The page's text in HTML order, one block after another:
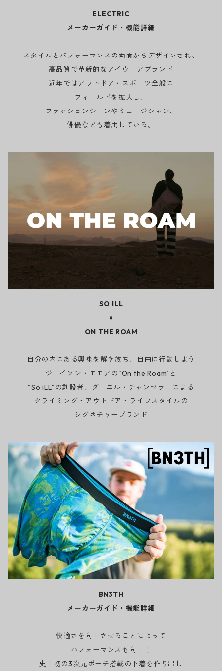
ELECTRIC
メーカーガイド・機能詳細
スタイルとパフォーマンスの両面からデザインされ、
高品質で革新的なアイウェアブランド
近年ではアウトドア・スポーツ全般に
フィールドを拡大し、
ファッションシーンやミュージシャン、
俳優なども着用している。
SO ILL
×
ON THE ROAM
自分の内にある興味を解き放ち、自由に行動しよう
ジェイソン・モモアの"On the Roam"と
"So iLL"の創設者、ダニエル・チャンセラーによる
クライミング・アウトドア・ライフスタイルの
シグネチャーブランド
BN3TH
メーカーガイド・機能詳細
快適さを向上させることによって
パフォーマンスも向上！
史上初の3次元ポーチ搭載の下着を作り出し